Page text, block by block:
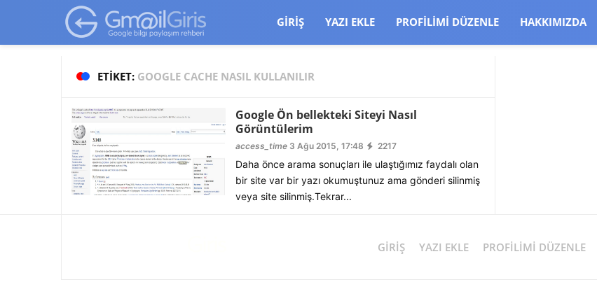
google-site-verification=vqSI0upH550kabR5X8xpjMYieaXmuBueYgCJBW3uetM
GIRIŞ YAZI EKLE PROFILIMI DÜZENLE HAKKIMIZDA
ETIKET: GOOGLE CACHE NASIL KULLANILIR
Google Ön bellekteki Siteyi Nasıl
Görüntülerim
access_time 3 Ağu 2015, 17:48 2217
Daha önce arama sonuçları ile ulaştığımız faydalı olan
bir site var bir yazı okumuştunuz ama gönderi silinmiş
veya site silinmiş.Tekrar...
GIRIŞ YAZI EKLE PROFILIMI DÜZENLE